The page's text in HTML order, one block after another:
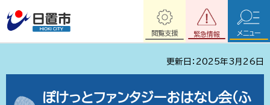
緊急情報
閲覧支援 メニュー
更新日：2025年3月26日
ぽけっとファンタジーおはなし会（ふ